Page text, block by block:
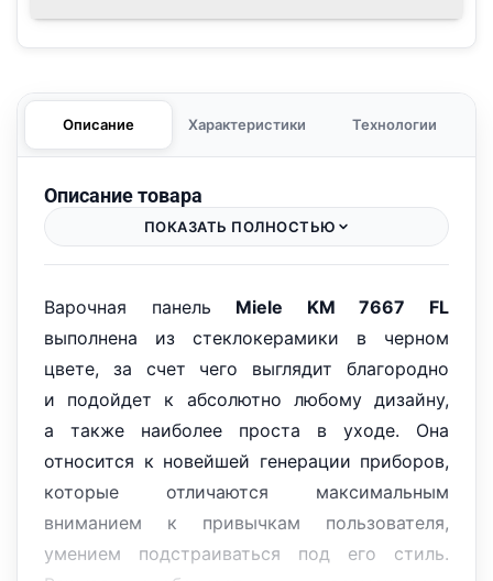
Описание Характеристики Технологии
Описание товара
ПОКАЗАТЬ ПОЛНОСТЬЮ
Варочная панель Miele KM 7667 FL
выполнена из стеклокерамики в черном
цвете, за счет чего выглядит благородно
и подойдет к абсолютно любому дизайну,
а также наиболее проста в уходе. Она
относится к новейшей генерации приборов,
которые отличаются максимальным
вниманием к привычкам пользователя,
умением подстраиваться под его стиль.